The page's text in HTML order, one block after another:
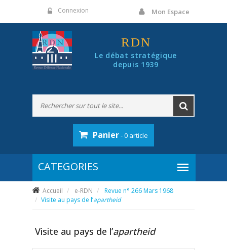
Connexion Mon Espace
RDN
Le débat stratégique
depuis 1939
Panier- 0 article
Accueil e-RDN
Revue n° 266 Mars 1968
Visite au pays de l’apartheid
Visite au pays de l’apartheid